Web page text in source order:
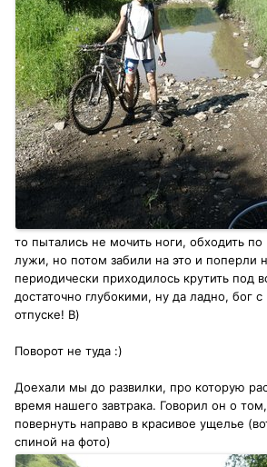
то пытались не мочить ноги, обходить
лужи, но потом забили на это и поперли
периодически приходилось крутить под
достаточно глубокими, ну да ладно, бог
отпуске! B)
Поворот не туда :)
Доехали мы до развилки, про которую
время нашего завтрака. Говорил он о
повернуть направо в красивое ущелье
спиной на фото)